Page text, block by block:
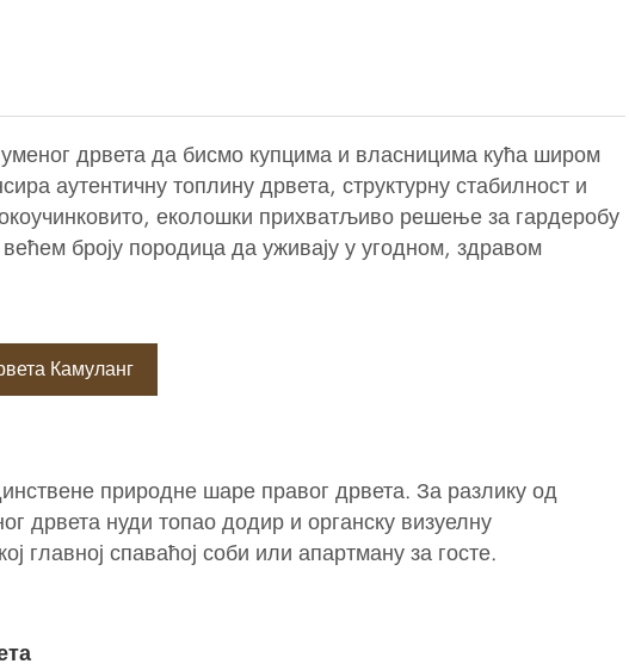
дрвета да бисмо купцима и власницима кућа широм
аутентичну топлину дрвета, структурну стабилност и
еколошки прихватљиво решење за гардеробу
броју породица да уживају у угодном, здравом
Камуланг
природне шаре правог дрвета. За разлику од
дрвета нуди топао додир и органску визуелну
главној спаваћој соби или апартману за госте.